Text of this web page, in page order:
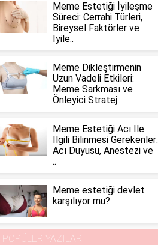
Meme Estetiği İyileşme
Süreci: Cerrahi Türleri,
Bireysel Faktörler ve
İyile..
Meme Dikleştirmenin
Uzun Vadeli Etkileri:
Meme Sarkması ve
Önleyici Stratej..
Meme Estetiği Acı İle
İlgili Bilinmesi Gerekenler:
Acı Duyusu, Anestezi ve
..
Meme estetiği devlet
karşılıyor mu?
POPÜLER YAZILAR